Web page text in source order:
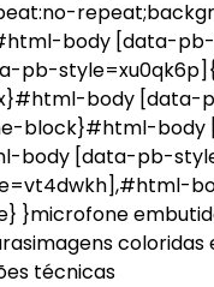
body [data-
body [data-
block}#html-
body [data-pb-
técnicas